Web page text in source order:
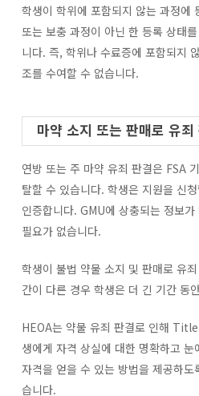
학생이 학위에 포함되지 않는 과정에
또는 보충 과정이 아닌 한 등록 상태
니다. 즉, 학위나 수료증에 포함되지
조를 수여할 수 없습니다.
마약 소지 또는 판매로 유
연방 또는 주 마약 유죄 판결은 FSA
탈할 수 있습니다. 학생은 지원을 신
인증합니다. GMU에 상충되는 정보
필요가 없습니다.
학생이 불법 약물 소지 및 판매로 유
간이 다른 경우 학생은 더 긴 기간 동
HEOA는 약물 유죄 판결로 인해
생에게 자격 상실에 대한 명확하고 눈
자격을 얻을 수 있는 방법을 제공하도
습니다.